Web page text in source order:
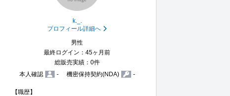
k._.
プロフィール詳細へ
男性
最終ログイン：45ヶ月前
総販売実績：0件
本人確認
- 機密保持契約(NDA) -
【職歴】